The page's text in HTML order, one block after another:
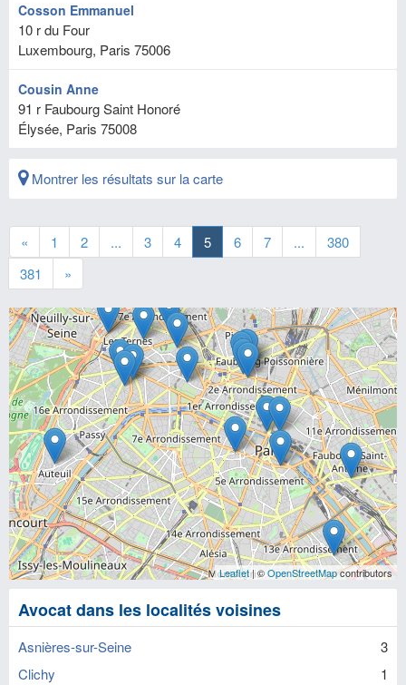
Cosson Emmanuel
10 r du Four
Luxembourg, Paris 75006
Cousin Anne
91 r Faubourg Saint Honoré
Élysée, Paris 75008
Montrer les résultats sur la carte
« 1 2 ... 3 4 5 6 7 ...
380
381
»
Leaflet| ©OpenStreetMapcontributors
Avocat dans les localités voisines
Asnières-sur-Seine
3
Clichy
1